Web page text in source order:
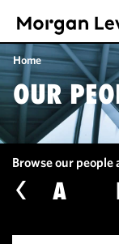
Home
OUR
Browse our
A